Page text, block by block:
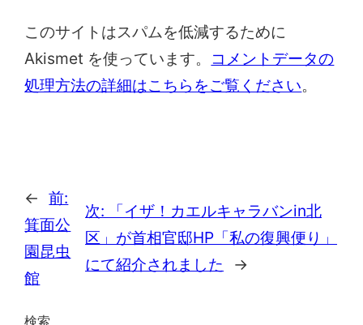
このサイトはスパムを低減するために
Akismet を使っています。
コメントデータの
処理方法の詳細はこちらをご覧ください。
← 前:
箕面公
園昆虫
館
次:
「イザ！カエルキャラバンin北
区」が首相官邸HP「私の復興便り」
にて紹介されました
→
検索